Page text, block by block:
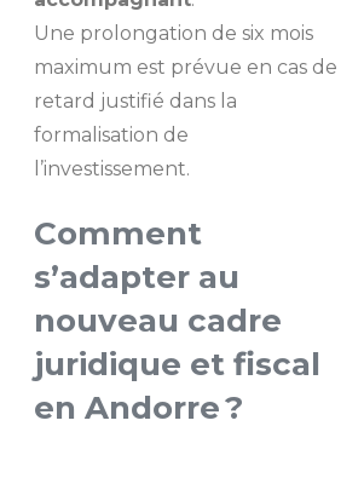
Une prolongation de six mois
maximum est prévue en cas de
retard justifié dans la
formalisation de
l’investissement.
Comment
s’adapter au
nouveau cadre
juridique et fiscal
en Andorre ?